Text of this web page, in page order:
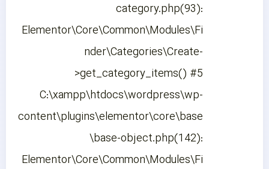
category.php(93):
Elementor\Core\Common\Modules\Fi
nder\Categories\Create-
>get_category_items() #5
C:\xampp\htdocs\wordpress\wp-
content\plugins\elementor\core\base
\base-object.php(142):
Elementor\Core\Common\Modules\Fi